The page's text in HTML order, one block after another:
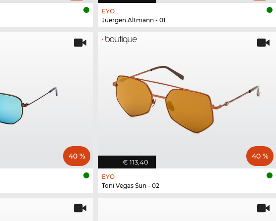
EYO
Juergen Altmann - 01
40 %
€ 113,40
40 %
EYO
Toni Vegas Sun - 02